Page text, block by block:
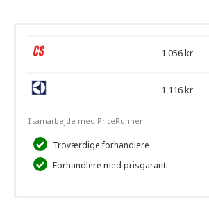
1.056 kr
1.116 kr
I samarbejde med PriceRunner
Troværdige forhandlere
Forhandlere med prisgaranti